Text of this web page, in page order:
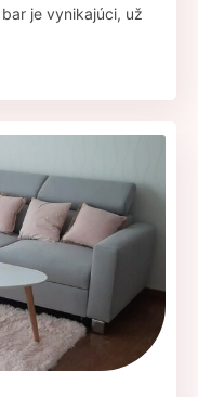
je vynikajúci, už